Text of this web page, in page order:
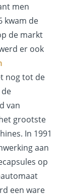
men
kwam de
de markt
er ook
nog tot de
van
grootste
In 1991
aan
op
een ware